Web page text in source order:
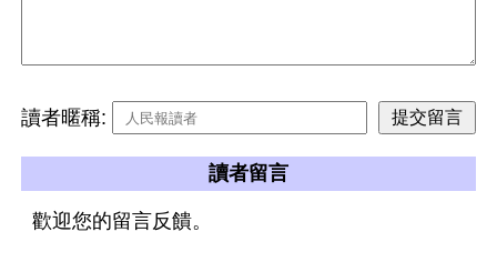
讀者暱稱:
讀者留言
歡迎您的留言反饋。